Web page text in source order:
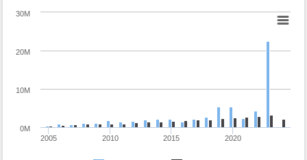
2005 2010 2015 2020
0M
10M
20M
30M